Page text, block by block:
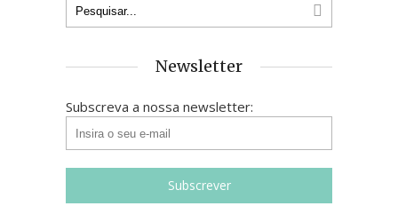
Newsletter
Subscreva a nossa newsletter: